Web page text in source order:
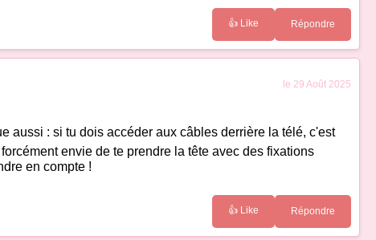
👍 Like Répondre
le 29 Août 2025
aussi : si tu dois accéder aux câbles derrière la télé, c'est
envie de te prendre la tête avec des fixations
en compte !
👍 Like Répondre